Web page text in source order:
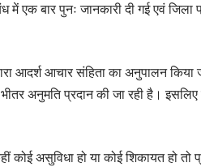
बार पुनः जानकारी दी गई एवं जिला
आदर्श आचार संहिता का अनुपालन किया
अनुमति प्रदान की जा रही है। इसलिए
कोई असुविधा हो या कोई शिकायत हो तो